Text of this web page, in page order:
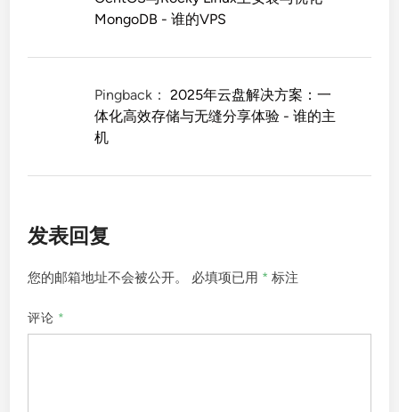
MongoDB - 谁的VPS
Pingback：2025年云盘解决方案：一
体化高效存储与无缝分享体验 - 谁的主
机
发表回复
您的邮箱地址不会被公开。 必填项已用 * 标注
评论 *